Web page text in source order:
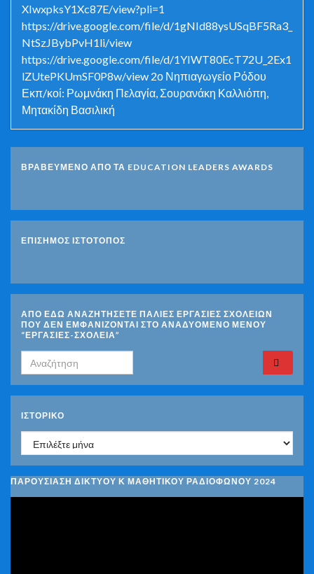
XIwxpksY1Xc87E/view?pli=1
https://drive.google.com/file/d/1gNId88ysUSqBF5Ra3_
NtSzJBybPvH1li/view
https://drive.google.com/file/d/1YIWT80EcT72U_2Ex1
lZUtePKUmSF0P8w/view 2ο Νηπιαγωγείο Ρόδου
Εκπ/κοί: Ρωμνάκη Πελαγία, Σουρανάκη Καλλιόπη,
Μητακίδη Βασιλική
ΒΡΑΒΕΥΜΕΝΟ ΑΠΟ ΤΑ EDUCATION LEADERS AWARDS
ΕΠΙΣΗΜΟΣ ΙΣΤΟΤΟΠΟΣ
ΑΠΟ ΕΔΩ ΑΝΑΖΗΤΗΣΕΤΕ ΠΑΛΙΕΣ ΕΡΓΑΣΙΕΣ ΣΧΟΛΕΙΩΝ
ΠΟΥ ΔΕΝ ΕΜΦΑΝΙΖΟΝΤΑΙ ΣΤΟ ΑΝΑΔΥΟΜΕΝΟ ΜΕΝΟΥ
“ΕΡΓΑΣΙΕΣ-ΣΧΟΛΕΙΑ”
Search for:
ΙΣΤΟΡΙΚΌ
Ιστορικό
ΠΑΡΟΥΣΙΑΣΗ ΔΙΚΤΥΟΥ Κ ΜΑΘΗΤΙΚΟΥ ΡΑΔΙΟΦΩΝΟΥ 2024